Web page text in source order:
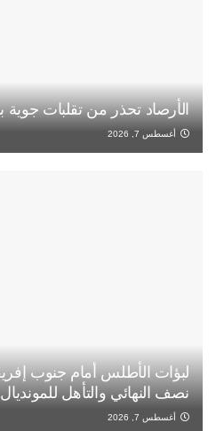
الأرصاد تحذر من تقلبات
أغسطس 7, 2026
لبؤات الأطلس أمام جنوب
نصف النهائي والتأهل للمونديال
أغسطس 7, 2026